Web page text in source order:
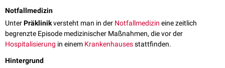
Notfallmedizin
UnterPräklinikversteht man in der Notfallmedizin eine zeitlich
begrenzte Episode medizinischer Maßnahmen, die vor der
Hospitalisierung in einem Krankenhausesstattfinden.
Hintergrund